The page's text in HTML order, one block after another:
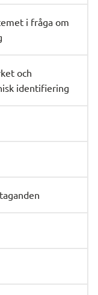
i fråga om
och
identifiering